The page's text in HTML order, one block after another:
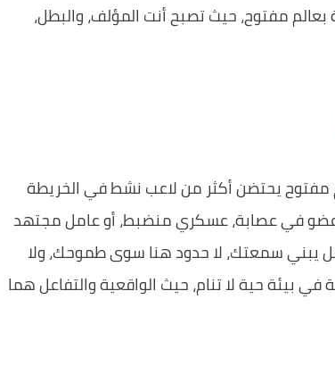
مفتوح، حيث تصبح أنت المؤلف، والبطل،
مفتوح يحتضن أكثر من لاعب نشط في الخريطة
عضو في عصابة، عسكري منضبط، أو عامل مجتهد
يبني سمعتك، لا حدود هنا سوى طموحك، ولا
بيئة حية لا تنام، حيث الواقعية والتفاعل هما